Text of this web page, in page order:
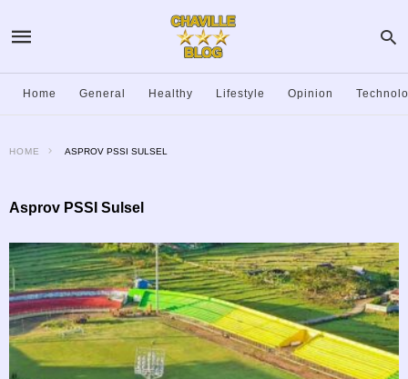
Home General Healthy Lifestyle Opinion
HOME ASPROV PSSI SULSEL
Asprov PSSI Sulsel